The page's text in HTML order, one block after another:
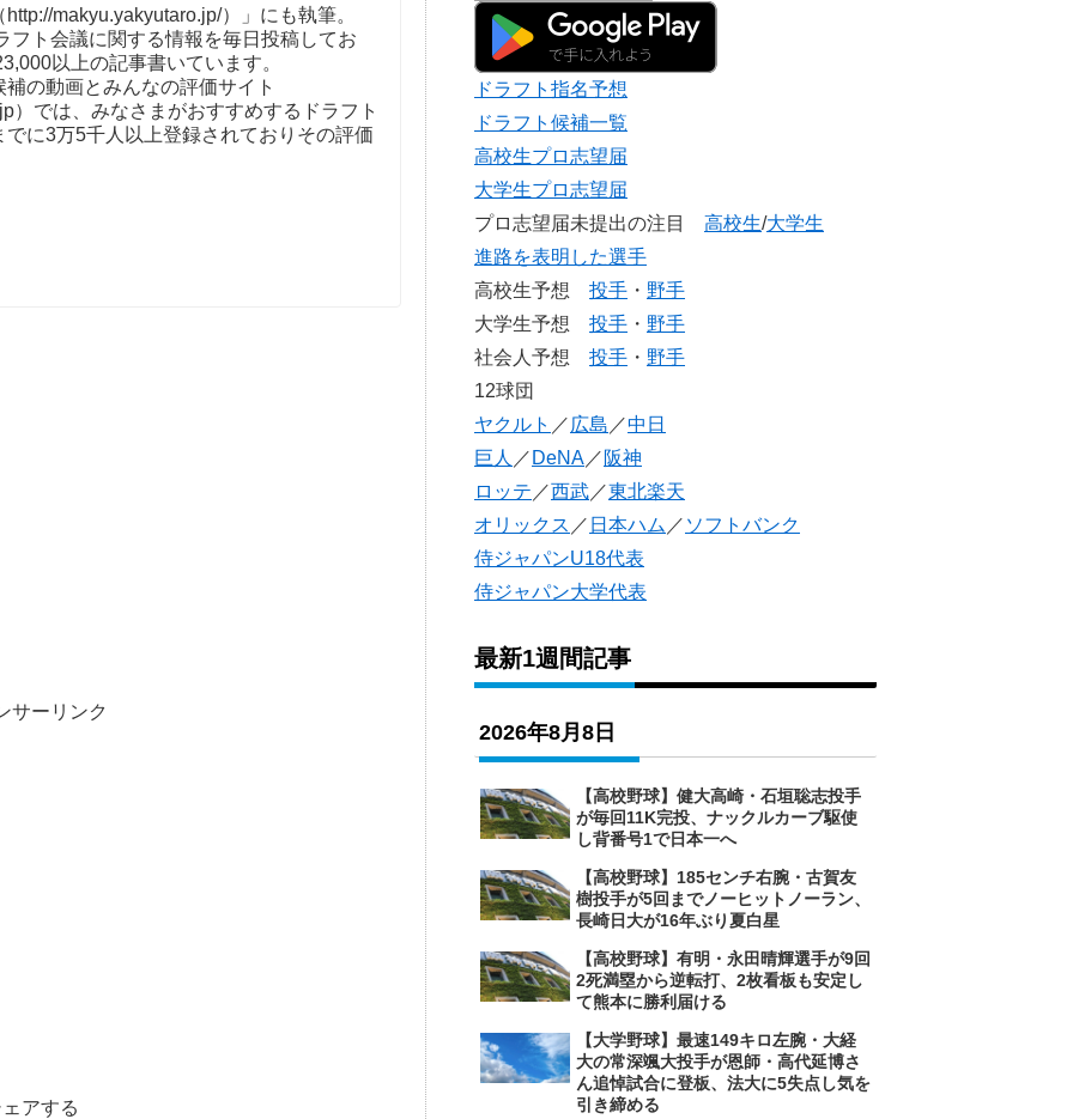
makyu.yakyutaro.jp/）」にも執筆。
ト会議に関する情報を毎日投稿してお
以上の記事書いています。
の動画とみんなの評価サイト
）では、みなさまがおすすめするドラフト
に3万5千人以上登録されておりその評価
サーリンク
アする
ドラフト指名予想
ドラフト候補一覧
高校生プロ志望届
大学生プロ志望届
プロ志望届未提出の注目 高校生/大学生
進路を表明した選手
高校生予想 投手 ・ 野手
大学生予想 投手 ・ 野手
社会人予想 投手 ・ 野手
12球団
ヤクルト ／ 広島 ／中日
巨人 ／ DeNA ／ 阪神
ロッテ ／西武 ／東北楽天
オリックス ／ 日本ハム ／ ソフトバンク
侍ジャパンU18代表
侍ジャパン大学代表
最新1週間記事
2026年8月8日
【高校野球】健大高崎・石垣聡志投手
が毎回11K完投、ナックルカーブ駆使
し背番号1で日本一へ
【高校野球】185センチ右腕・古賀友
樹投手が5回までノーヒットノーラン、
長崎日大が16年ぶり夏白星
【高校野球】有明・永田晴輝選手が9回
2死満塁から逆転打、2枚看板も安定し
て熊本に勝利届ける
【大学野球】最速149キロ左腕・大経
大の常深颯大投手が恩師・高代延博さ
ん追悼試合に登板、法大に5失点し気を
引き締める